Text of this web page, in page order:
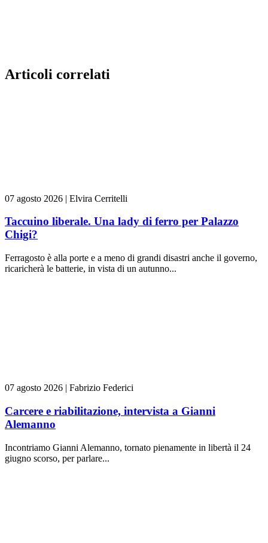
Articoli correlati
07 agosto 2026 | Elvira Cerritelli
Taccuino liberale. Una lady di ferro per Palazzo
Chigi?
Ferragosto è alla porte e a meno di grandi disastri anche il governo,
ricaricherà le batterie, in vista di un autunno...
07 agosto 2026 | Fabrizio Federici
Carcere e riabilitazione, intervista a Gianni
Alemanno
Incontriamo Gianni Alemanno, tornato pienamente in libertà il 24
giugno scorso, per parlare...